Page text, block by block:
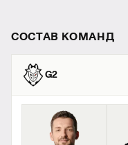
СОСТАВ КОМАНД
G2